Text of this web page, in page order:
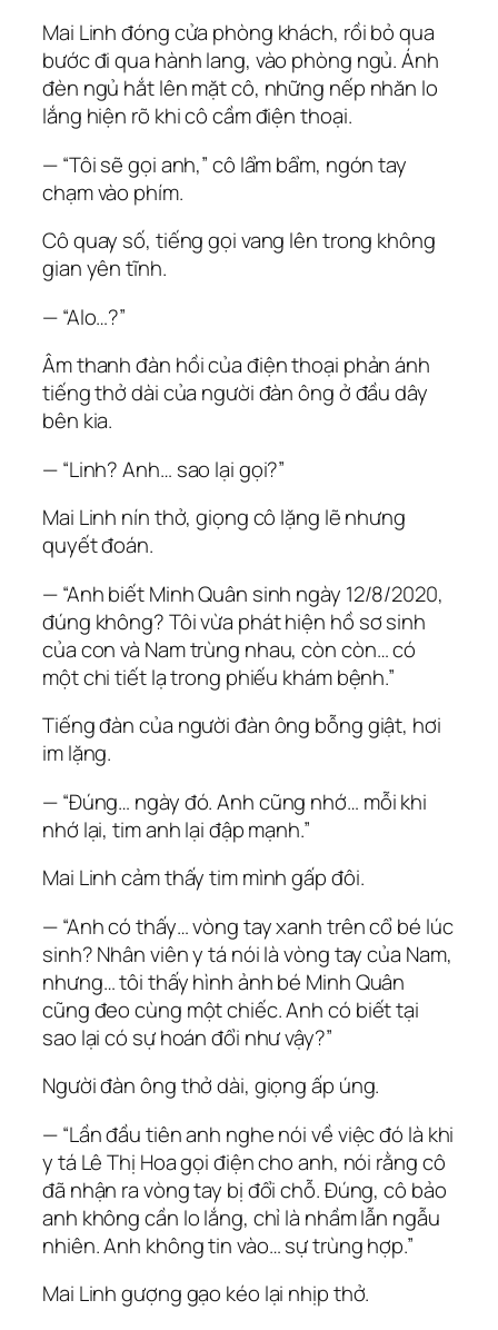
Mai Linh đóng cửa phòng khách, rồi bỏ qua
bước đi qua hành lang, vào phòng ngủ. Ánh
đèn ngủ hắt lên mặt cô, những nếp nhăn lo
lắng hiện rõ khi cô cầm điện thoại.
— “Tôi sẽ gọi anh,” cô lẩm bẩm, ngón tay
chạm vào phím.
Cô quay số, tiếng gọi vang lên trong không
gian yên tĩnh.
— “Alo…?”
Âm thanh đàn hồi của điện thoại phản ánh
tiếng thở dài của người đàn ông ở đầu dây
bên kia.
— “Linh? Anh… sao lại gọi?”
Mai Linh nín thở, giọng cô lặng lẽ nhưng
quyết đoán.
— “Anh biết Minh Quân sinh ngày 12/8/2020,
đúng không? Tôi vừa phát hiện hồ sơ sinh
của con và Nam trùng nhau, còn còn… có
một chi tiết lạ trong phiếu khám bệnh.”
Tiếng đàn của người đàn ông bỗng giật, hơi
im lặng.
— “Đúng… ngày đó. Anh cũng nhớ… mỗi khi
nhớ lại, tim anh lại đập mạnh.”
Mai Linh cảm thấy tim mình gấp đôi.
— “Anh có thấy… vòng tay xanh trên cổ bé lúc
sinh? Nhân viên y tá nói là vòng tay của Nam,
nhưng… tôi thấy hình ảnh bé Minh Quân
cũng đeo cùng một chiếc. Anh có biết tại
sao lại có sự hoán đổi như vậy?”
Người đàn ông thở dài, giọng ấp úng.
— “Lần đầu tiên anh nghe nói về việc đó là khi
y tá Lê Thị Hoa gọi điện cho anh, nói rằng cô
đã nhận ra vòng tay bị đổi chỗ. Đúng, cô bảo
anh không cần lo lắng, chỉ là nhầm lẫn ngẫu
nhiên. Anh không tin vào… sự trùng hợp.”
Mai Linh gượng gạo kéo lại nhịp thở.